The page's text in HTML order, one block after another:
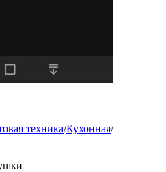
техника/Кухонная/